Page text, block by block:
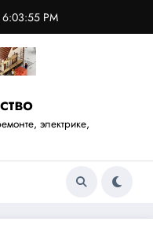
6:03:55 PM
электрике,